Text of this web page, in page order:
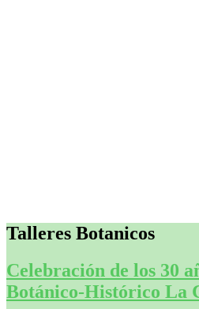
Talleres Botanicos
Celebración de los 30
Botánico-Histórico La